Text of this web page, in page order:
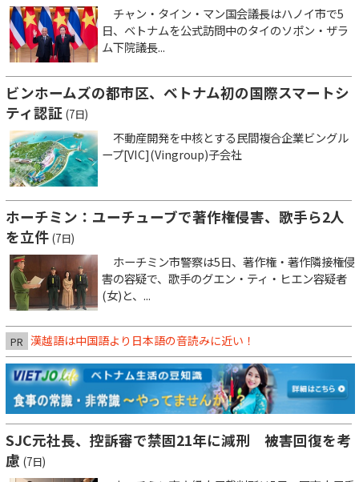
チャン・タイン・マン国会議長はハノイ市で5
日、ベトナムを公式訪問中のタイのソポン・ザラ
ム下院議長...
ビンホームズの都市区、ベトナム初の国際スマートシ
ティ認証 (7日)
不動産開発を中核とする民間複合企業ビングル
ープ[VIC](Vingroup)子会社
ホーチミン：ユーチューブで著作権侵害、歌手ら2人
を立件 (7日)
ホーチミン市警察は5日、著作権・著作隣接権侵
害の容疑で、歌手のグエン・ティ・ヒエン容疑者
(女)と、...
PR 漢越語は中国語より日本語の音読みに近い！
SJC元社長、控訴審で禁固21年に減刑 被害回復を考
慮 (7日)